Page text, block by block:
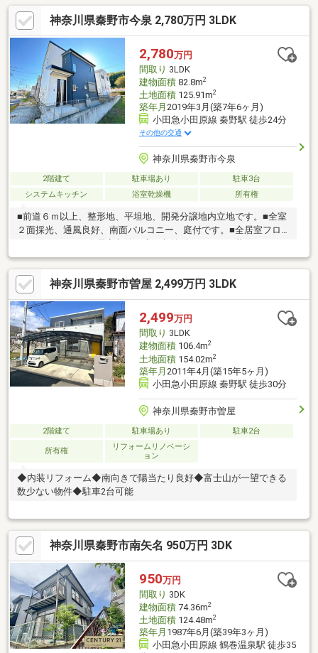
だまりのある2階のホール〇2階洋室は2部屋に分割可能です〇2階
にも洗面台 〇1，2階シャッターあり〇2カ所のウォークインクロ
ゼット〇カースペース２台可（車種による）〇土地約79.8坪、建
物約50坪秦野市立東小学校まで約1.8KM徒歩25分秦野市立東中学
校まで約2.2KM徒歩28分マックスバリュ秦野東田原店まで約1.5Ｋ
Ｍ車4分
神奈川県秦野市今泉 2,780万円 3LDK
2,780万円
間取り 3LDK
建物面積82.8m2
土地面積125.91m2
築年月 2019年3月(築7年6ヶ月)
小田急小田原線 秦野駅 徒歩24分
その他の交通
神奈川県秦野市今泉
2階建て 駐車場あり
駐車3台
システムキッチン
浴室乾燥機 所有権
■前道６ｍ以上、整形地、平坦地、開発分譲地内立地です。■全室
２面採光、通風良好、南面バルコニー、庭付です。■全居室フロ
す。■対面式キッチン、オープンキッチンで使いやすいです。■Ｉ
Ｈクッキングヒーター、食器洗乾燥機付で便利です。■浴室乾燥
機、浴室に窓、浴室暖房付でバスタイムを快適に過ごせます。■
駐車３台可で安心快適なカーライフ。■ＴＶモニタ付インターホ
ン、ダブルロックドアで安心です。LDK15畳以上。■ユニバーサル
デザインです。■即入居可。資金計画、住宅ローン等についても
お気軽にご相談ください。
神奈川県秦野市曽屋 2,499万円 3LDK
2,499万円
間取り 3LDK
建物面積106.4m2
土地面積154.02m2
築年月 2011年4月(築15年5ヶ月)
小田急小田原線 秦野駅 徒歩30分
神奈川県秦野市曽屋
2階建て 駐車場あり 駐車2台
所有権
リフォームリノベーシ
ョン
◆内装リフォーム◆南向きで陽当たり良好◆富士山が一望できる
数少ない物件◆駐車2台可能
神奈川県秦野市南矢名 950万円 3DK
950万円
間取り 3DK
建物面積74.36m2
土地面積124.48m2
築年月 1987年6月(築39年3ヶ月)
小田急小田原線 鶴巻温泉駅 徒歩35